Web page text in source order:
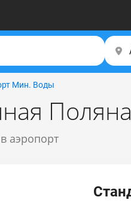
Мин. Воды
аэропорт